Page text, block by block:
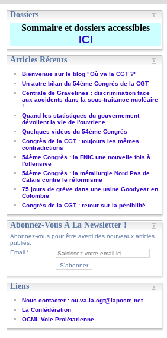
Dossiers
Sommaire et dossiers accessibles
ICI
Articles Récents
Bienvenue sur le blog "Où va la CGT ?"
Un autre bilan du 54ème Congrès de la CGT
Centrale de Gravelines : discrimination face
aux accidents dans la sous-traitance nucléaire
!
Quand les statistiques du gouvernement
dévoilent la vie de l'ouvrier.e
Quelques vidéos du 54ème Congrès
Congrès de la CGT : toujours les mêmes
contradictions
54ème Congrès : la FNIC une nouvelle fois à
l'offensive
54ème Congrès : la métallurgie Nord Pas de
Calais contre le réformisme
75 jours de grève dans une usine Goodyear en
Colombie
Congrès de la CGT : retour sur la pénibilité
Abonnez-Vous À La Newsletter !
Abonnez-vous pour être averti des nouveaux articles
publiés.
Email
Liens
Nous contacter : ou-va-la-cgt@laposte.net
La Confédération
OCML Voie Prolétarienne